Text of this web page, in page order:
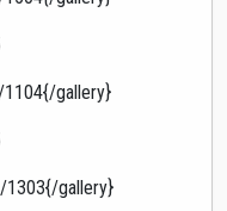
gallery}
1303{/gallery}